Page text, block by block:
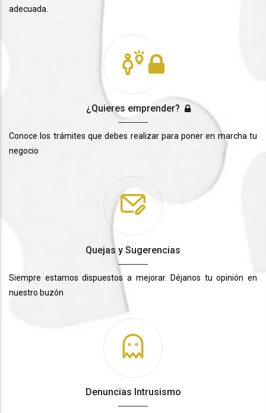
adecuada.
¿Quieres emprender?
Conoce los trámites que debes realizar para poner en marcha tu
negocio
Quejas y Sugerencias
Siempre estamos dispuestos a mejorar. Déjanos tu opinión en
nuestro buzón
Denuncias Intrusismo